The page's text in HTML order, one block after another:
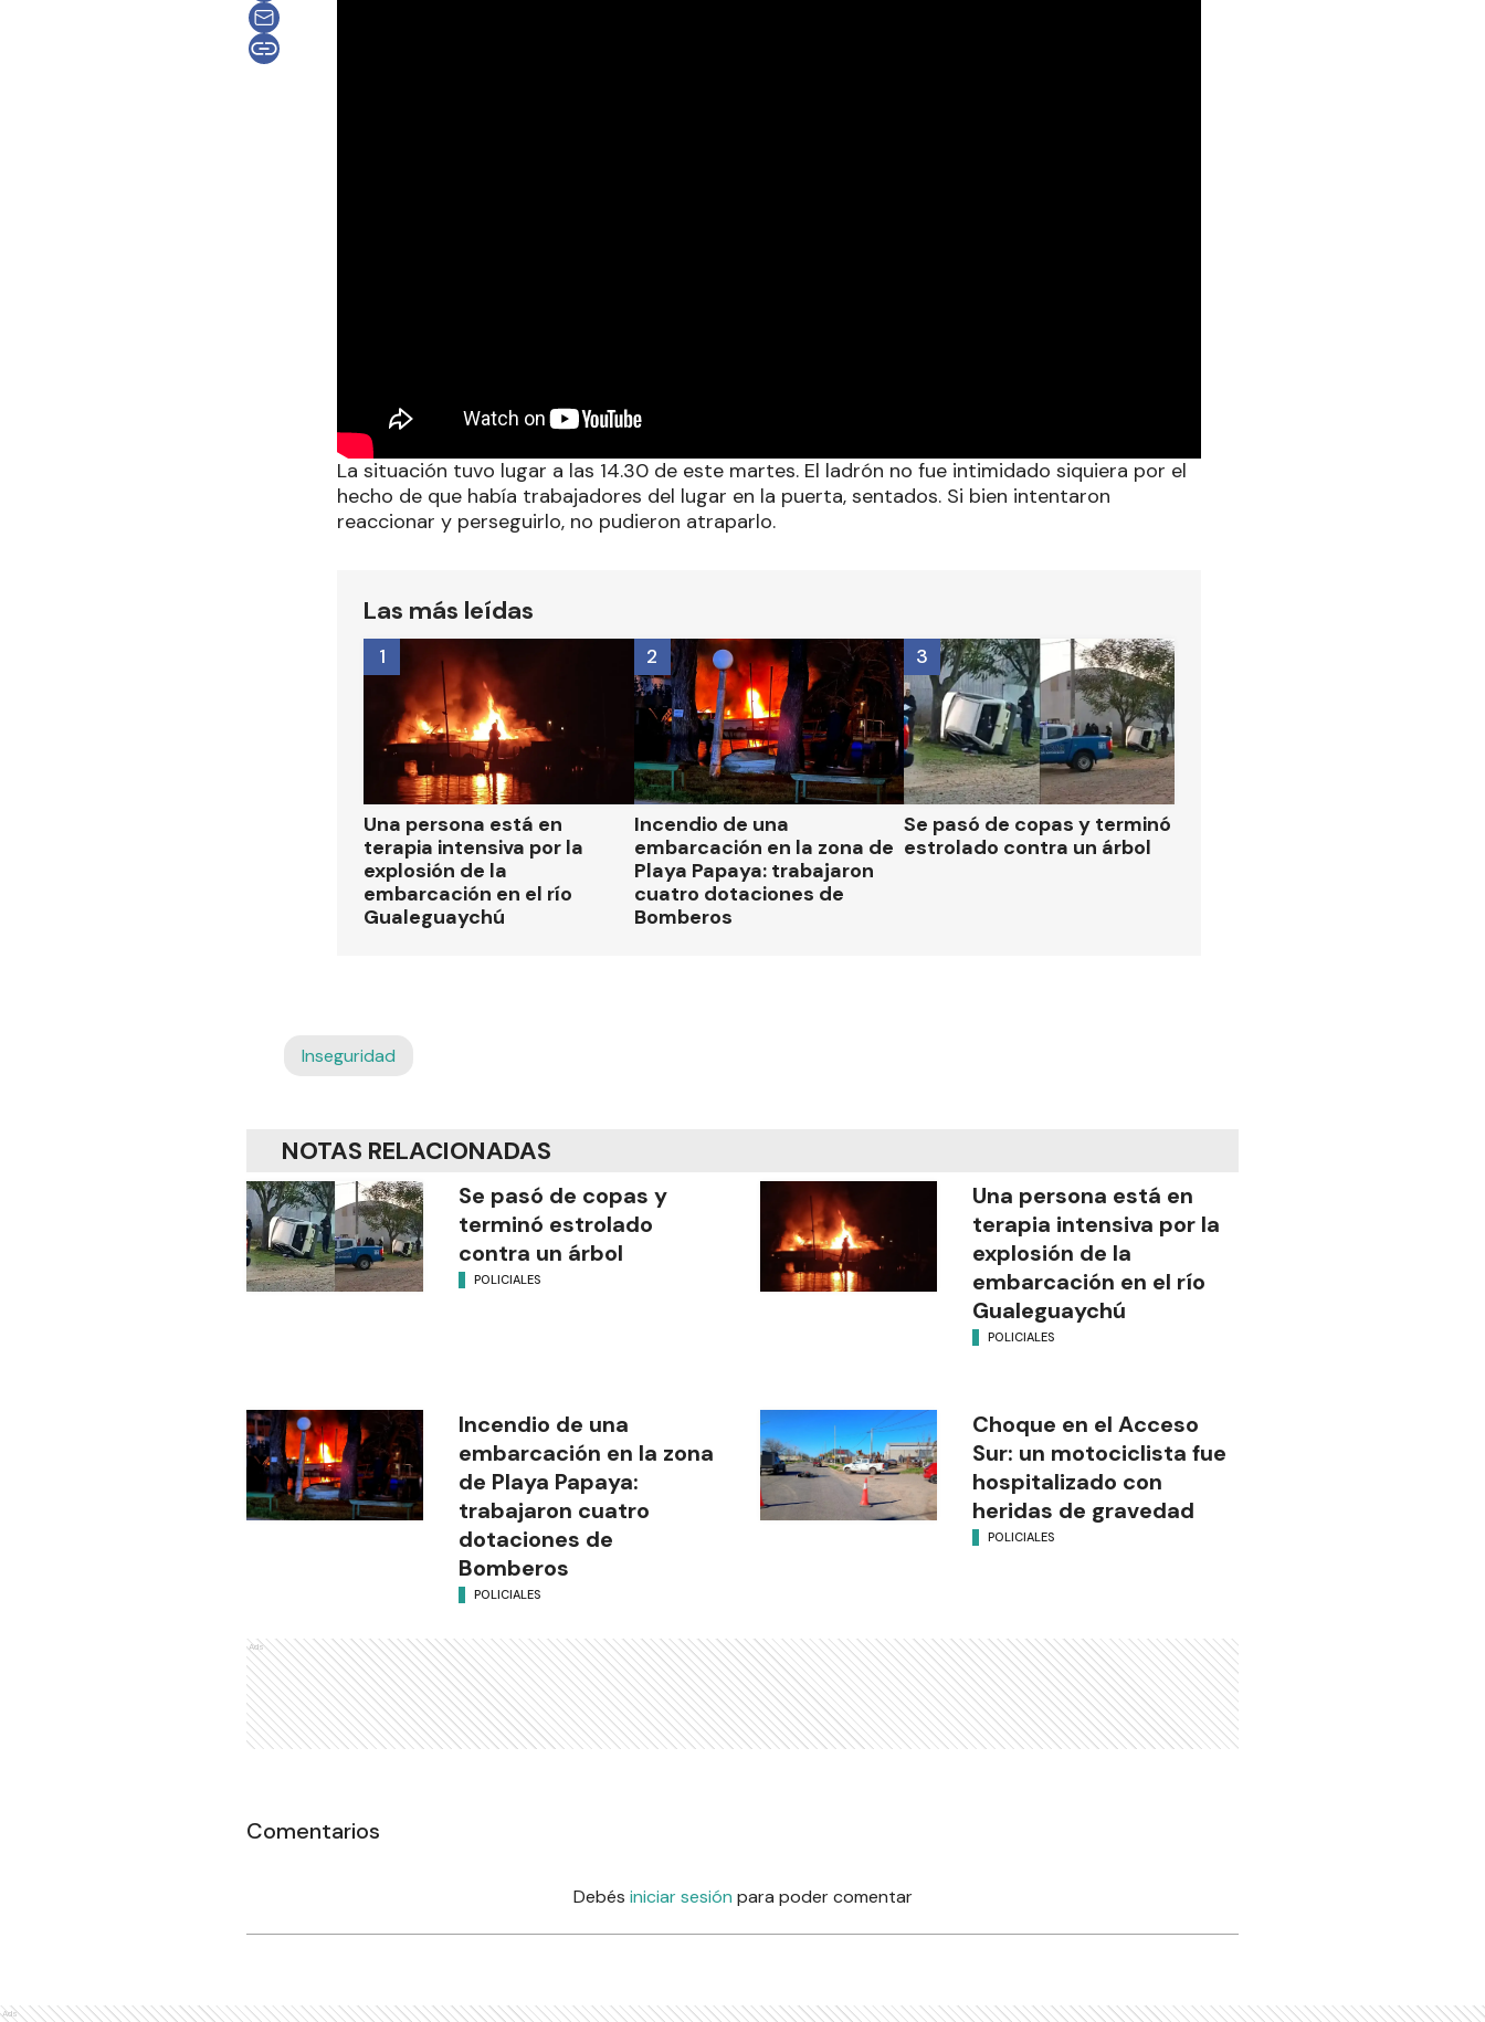
La situación tuvo lugar a las 14.30 de este martes. El ladrón no fue intimidado siquiera por el
hecho de que había trabajadores del lugar en la puerta, sentados. Si bien intentaron
reaccionar y perseguirlo, no pudieron atraparlo.
Las más leídas
Una persona está en
terapia intensiva por la
explosión de la
embarcación en el río
Gualeguaychú
1
Incendio de una
embarcación en la zona de
Playa Papaya: trabajaron
cuatro dotaciones de
Bomberos
2
Se pasó de copas y terminó
estrolado contra un árbol
3
Inseguridad
NOTAS RELACIONADAS
Se pasó de copas y
terminó estrolado
contra un árbol
POLICIALES
Una persona está en
terapia intensiva por la
explosión de la
embarcación en el río
Gualeguaychú
POLICIALES
Incendio de una
embarcación en la zona
de Playa Papaya:
trabajaron cuatro
dotaciones de
Bomberos
POLICIALES
Choque en el Acceso
Sur: un motociclista fue
hospitalizado con
heridas de gravedad
POLICIALES
Ads
Comentarios
Debés iniciar sesión para poder comentar
Ads